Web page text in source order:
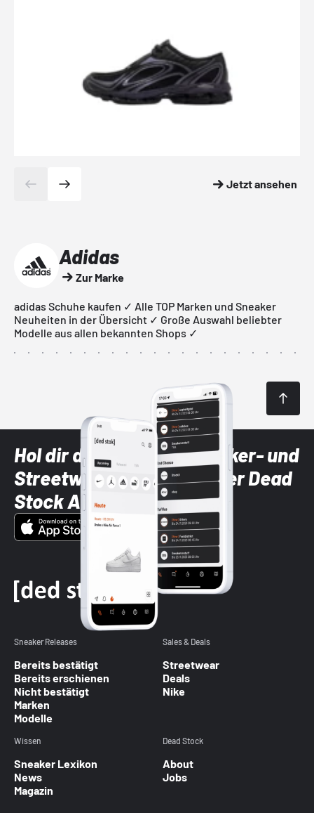
Jetzt ansehen
Adidas
Zur Marke
adidas Schuhe kaufen ✓ Alle TOP Marken und Sneaker
Neuheiten in der Übersicht ✓ Große Auswahl beliebter
Modelle aus allen bekannten Shops ✓
Hol dir die neuesten Sneaker- und
Streetwear-Brands mit der Dead
Stock App
Sneaker Releases
Bereits bestätigt
Bereits erschienen
Nicht bestätigt
Marken
Modelle
Sales & Deals
Streetwear
Deals
Nike
Wissen
Sneaker Lexikon
News
Magazin
Dead Stock
About
Jobs